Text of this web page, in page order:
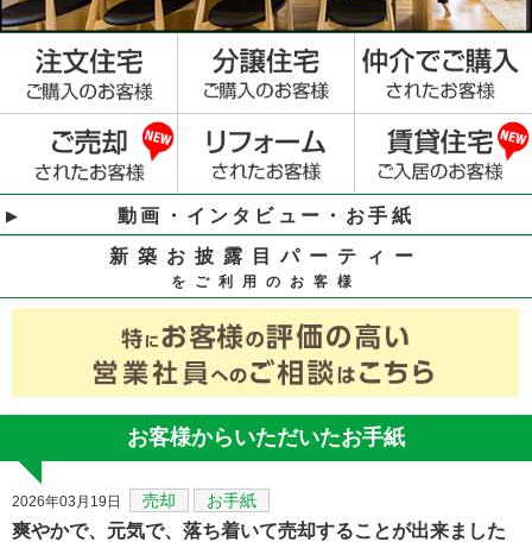
動画・インタビュー・お手紙
新築お披露目パーティー
をご利用のお客様
お客様からいただいたお手紙
2026年03月19日 売却 お手紙
爽やかで、元気で、落ち着いて売却することが出来ました